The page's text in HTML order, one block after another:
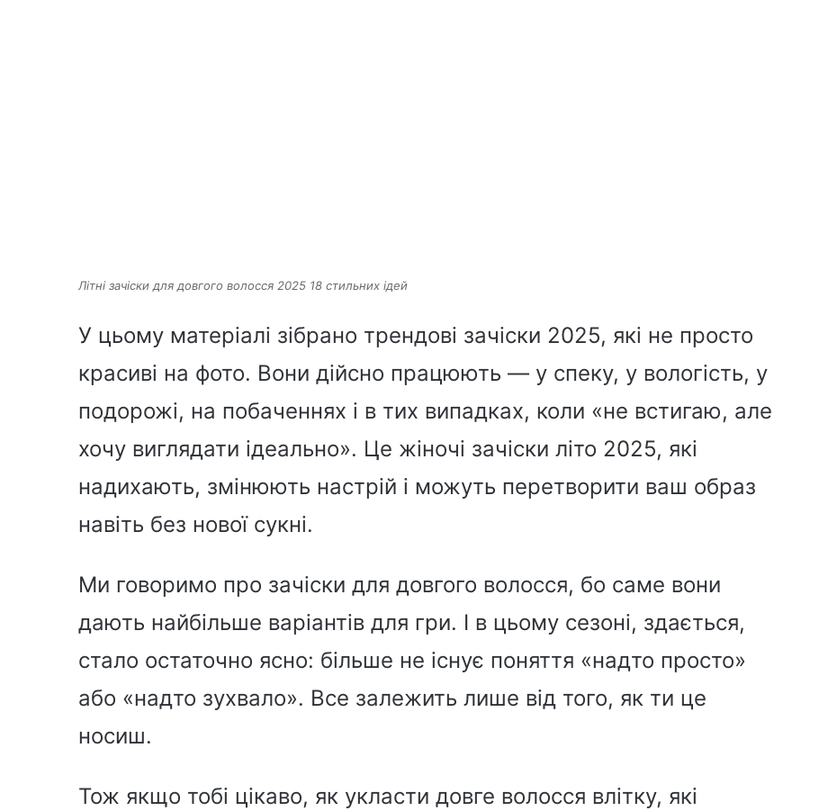
Літні зачіски для довгого волосся 2025 18 стильних ідей
У цьому матеріалі зібрано трендові зачіски 2025, які не просто
красиві на фото. Вони дійсно працюють — у спеку, у вологість, у
подорожі, на побаченнях і в тих випадках, коли «не встигаю, але
хочу виглядати ідеально». Це жіночі зачіски літо 2025, які
надихають, змінюють настрій і можуть перетворити ваш образ
навіть без нової сукні.
Ми говоримо про зачіски для довгого волосся, бо саме вони
дають найбільше варіантів для гри. І в цьому сезоні, здається,
стало остаточно ясно: більше не існує поняття «надто просто»
або «надто зухвало». Все залежить лише від того, як ти це
носиш.
Тож якщо тобі цікаво, як укласти довге волосся влітку, які